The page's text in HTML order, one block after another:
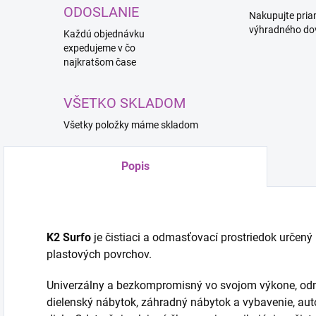
ODOSLANIE
Každú objednávku
expedujeme v čo
najkratšom čase
Nakupujte
výhradného
VŠETKO SKLADOM
Všetky položky máme skladom
Popis
K2 Surfo je čistiaci a odmasťovací prostriedok
plastových povrchov.
Univerzálny a bezkompromisný vo svojom výkone,
dielenský nábytok, záhradný nábytok a vybavenie,